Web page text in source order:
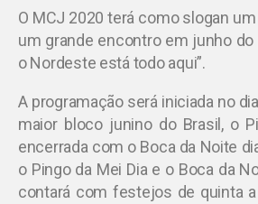
O MCJ 2020 terá como slogan
um grande encontro em junho do
o Nordeste está todo aqui”.
A programação será iniciada no
maior bloco junino do Brasil, o
encerrada com o Boca da Noite
o Pingo da Mei Dia e o Boca da
contará com festejos de quinta